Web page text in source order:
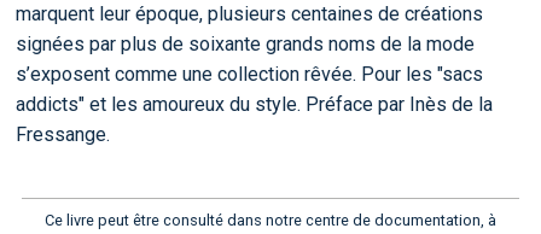
marquent leur époque, plusieurs centaines de créations
signées par plus de soixante grands noms de la mode
s’exposent comme une collection rêvée. Pour les "sacs
addicts" et les amoureux du style. Préface par Inès de la
Fressange.
Ce livre peut être consulté dans notre centre de documentation, à